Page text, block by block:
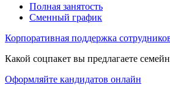
Полная занятость
Сменный график
Корпоративная поддержка
Какой соцпакет вы предлагаете
Оформляйте кандидатов онлайн